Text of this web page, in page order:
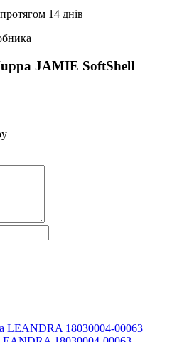
14 днів
JAMIE SoftShell